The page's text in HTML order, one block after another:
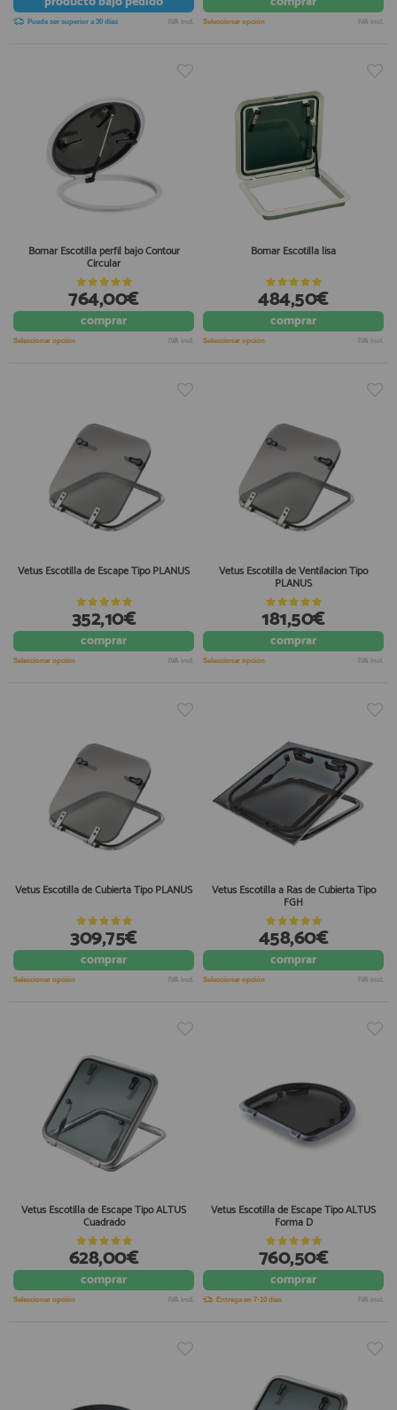
Puede ser superior a 30 días IVA incl. Seleccionar opción IVA incl.
Bomar Escotilla perfil bajo Contour
Circular
764,00€
comprar
Seleccionar opción IVA incl.
Bomar Escotilla lisa
484,50€
comprar
Seleccionar opción IVA incl.
Vetus Escotilla de Escape Tipo PLANUS
352,10€
comprar
Seleccionar opción IVA incl.
Vetus Escotilla de Ventilacion Tipo
PLANUS
181,50€
comprar
Seleccionar opción IVA incl.
Vetus Escotilla de Cubierta Tipo PLANUS
309,75€
comprar
Seleccionar opción IVA incl.
Vetus Escotilla a Ras de Cubierta Tipo
FGH
458,60€
comprar
Seleccionar opción IVA incl.
Vetus Escotilla de Escape Tipo ALTUS
Cuadrado
628,00€
comprar
Seleccionar opción IVA incl.
Vetus Escotilla de Escape Tipo ALTUS
Forma D
760,50€
comprar
Entrega en 7-10 días IVA incl.